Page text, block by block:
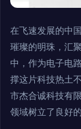
在飞速发展的中
璀璨的明珠，汇
中，作为电子电
撑这片科技热土
市杰合诚科技有
领域树立了良好